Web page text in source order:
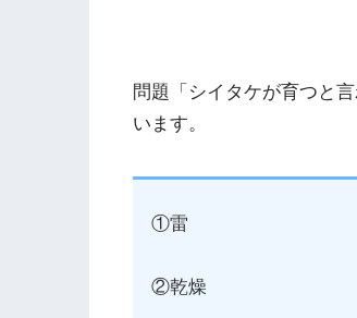
問題「シイタケが育つと
います。
①雷
②乾燥